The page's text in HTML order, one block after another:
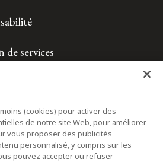
services
(cookies) pour activer des
de notre site Web, pour améliorer
vous proposer des publicités
personnalisé, y compris sur les
pouvez accepter ou refuser